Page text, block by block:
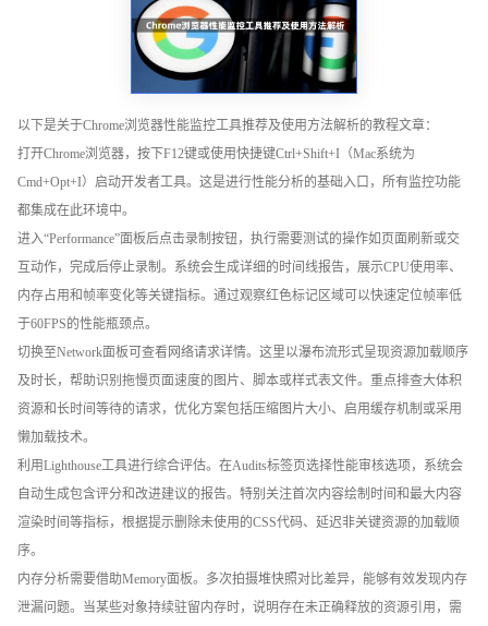
以下是关于Chrome浏览器性能监控工具推荐及使用方法解析的教程文章：
打开Chrome浏览器，按下F12键或使用快捷键Ctrl+Shift+I（Mac系统为
Cmd+Opt+I）启动开发者工具。这是进行性能分析的基础入口，所有监控功能
都集成在此环境中。
进入“Performance”面板后点击录制按钮，执行需要测试的操作如页面刷新或交
互动作，完成后停止录制。系统会生成详细的时间线报告，展示CPU使用率、
内存占用和帧率变化等关键指标。通过观察红色标记区域可以快速定位帧率低
于60FPS的性能瓶颈点。
切换至Network面板可查看网络请求详情。这里以瀑布流形式呈现资源加载顺序
及时长，帮助识别拖慢页面速度的图片、脚本或样式表文件。重点排查大体积
资源和长时间等待的请求，优化方案包括压缩图片大小、启用缓存机制或采用
懒加载技术。
利用Lighthouse工具进行综合评估。在Audits标签页选择性能审核选项，系统会
自动生成包含评分和改进建议的报告。特别关注首次内容绘制时间和最大内容
渲染时间等指标，根据提示删除未使用的CSS代码、延迟非关键资源的加载顺
序。
内存分析需要借助Memory面板。多次拍摄堆快照对比差异，能够有效发现内存
泄漏问题。当某些对象持续驻留内存时，说明存在未正确释放的资源引用，需